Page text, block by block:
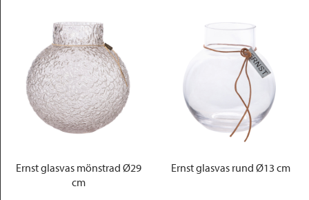
Ernst glasvas mönstrad Ø29
cm
Ernst glasvas rund Ø13 cm